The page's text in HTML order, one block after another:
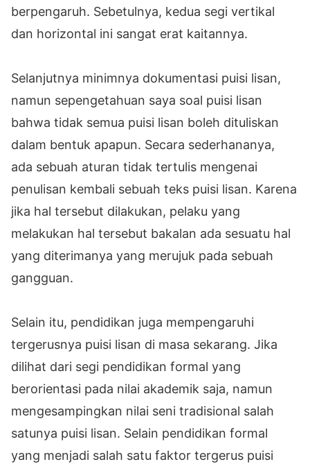
berpengaruh. Sebetulnya, kedua segi vertikal
dan horizontal ini sangat erat kaitannya.
Selanjutnya minimnya dokumentasi puisi lisan,
namun sepengetahuan saya soal puisi lisan
bahwa tidak semua puisi lisan boleh dituliskan
dalam bentuk apapun. Secara sederhananya,
ada sebuah aturan tidak tertulis mengenai
penulisan kembali sebuah teks puisi lisan. Karena
jika hal tersebut dilakukan, pelaku yang
melakukan hal tersebut bakalan ada sesuatu hal
yang diterimanya yang merujuk pada sebuah
gangguan.
Selain itu, pendidikan juga mempengaruhi
tergerusnya puisi lisan di masa sekarang. Jika
dilihat dari segi pendidikan formal yang
berorientasi pada nilai akademik saja, namun
mengesampingkan nilai seni tradisional salah
satunya puisi lisan. Selain pendidikan formal
yang menjadi salah satu faktor tergerus puisi